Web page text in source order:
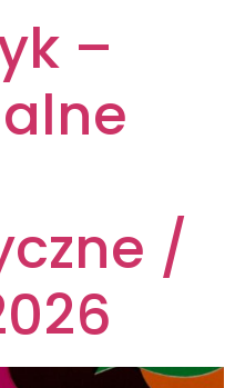
–
/